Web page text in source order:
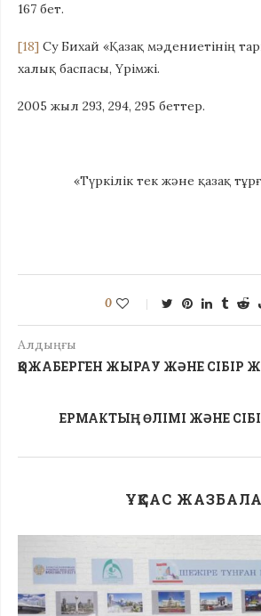
167 бет.
[18] Су Бихай «Қазақ мәдениетінің
халық баспасы, Үрімжі.
2005 жыл 293, 294, 295 беттер.
«Түркілік тек және қазақ
0
Алдыңғы
ҚОЖАБЕРГЕН ЖЫРАУ ЖӘНЕ СІБІР
ЕРМАКТЫҢ ӨЛІМІ ЖӘНЕ
ҰҚСАС